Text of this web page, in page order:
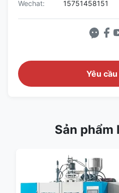
Wechat:
15751458151
Yêu
Sản phẩm